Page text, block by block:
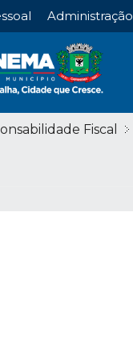
Administração
Fiscal